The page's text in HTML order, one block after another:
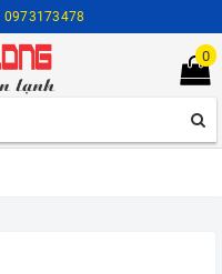
0973173478
0